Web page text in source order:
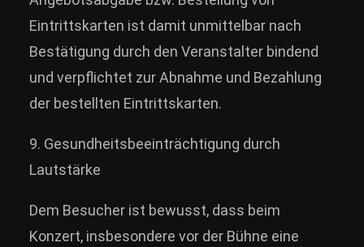
Eintrittskarten ist damit unmittelbar nach
Bestätigung durch den Veranstalter bindend
und verpflichtet zur Abnahme und Bezahlung
der bestellten Eintrittskarten.
9. Gesundheitsbeeinträchtigung durch
Lautstärke
Dem Besucher ist bewusst, dass beim
Konzert, insbesondere vor der Bühne eine